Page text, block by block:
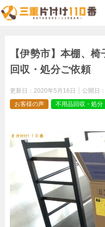
【伊勢市】本棚、
回収・処分ご依頼
更新日： 2020年5月16日 公開日：
お客様の声
不用品回収・処分